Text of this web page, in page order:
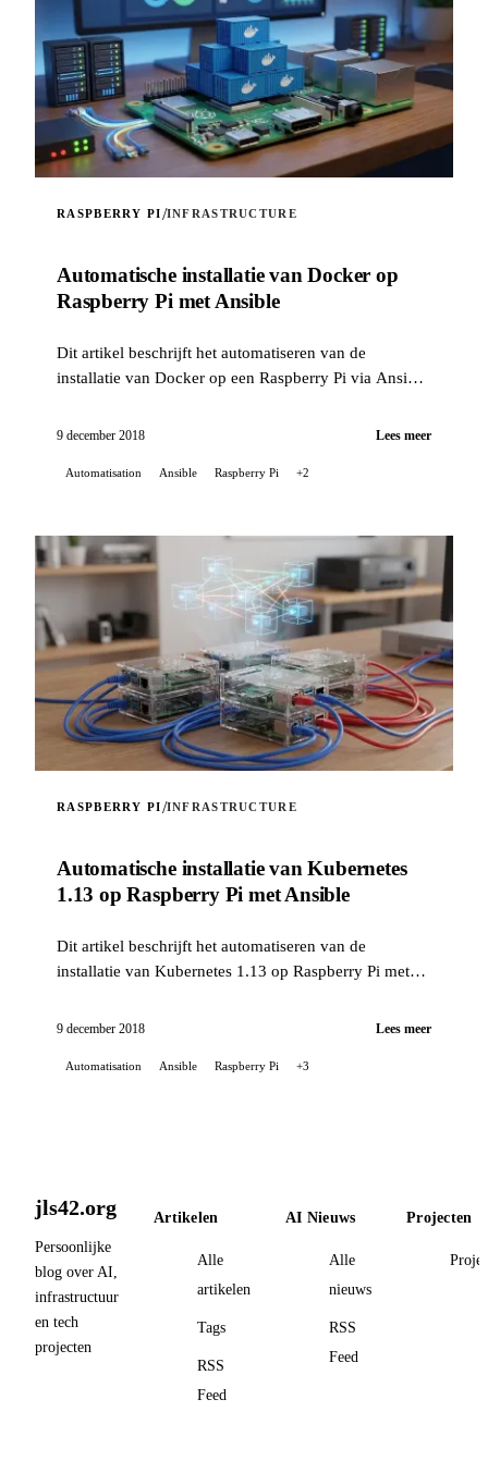
RASPBERRY PI/INFRASTRUCTURE
Automatische installatie van Docker op
Raspberry Pi met Ansible
Dit artikel beschrijft het automatiseren van de
installatie van Docker op een Raspberry Pi via Ansible
9 december 2018 Lees meer
Automatisation Ansible Raspberry Pi +2
RASPBERRY PI/INFRASTRUCTURE
Automatische installatie van Kubernetes
1.13 op Raspberry Pi met Ansible
Dit artikel beschrijft het automatiseren van de
installatie van Kubernetes 1.13 op Raspberry Pi met
9 december 2018 Lees meer
Automatisation Ansible Raspberry Pi +3
jls42.org
Persoonlijke
blog over AI,
infrastructuur
en tech
projecten
Artikelen
Alle
artikelen
Tags
RSS
Feed
AI Nieuws
Alle
nieuws
RSS
Feed
Projecten